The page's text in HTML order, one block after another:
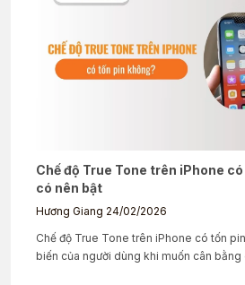
Chế độ True Tone trên iPhone
có nên bật
Hương Giang 24/02/2026
Chế độ True Tone trên iPhone có tốn
biến của người dùng khi muốn cân bằng